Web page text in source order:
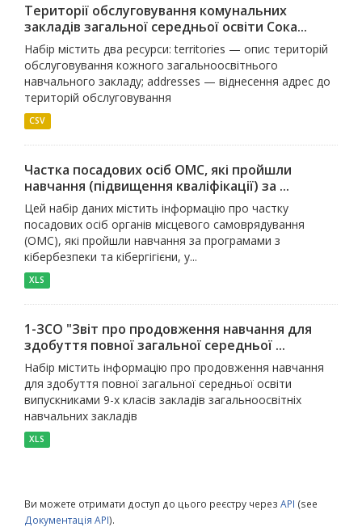
Території обслуговування комунальних
закладів загальної середньої освіти Сока...
Набір містить два ресурси: territories — опис територій
обслуговування кожного загальноосвітнього
навчального закладу; addresses — віднесення адрес до
територій обслуговування
CSV
Частка посадових осіб ОМС, які пройшли
навчання (підвищення кваліфікації) за ...
Цей набір даних містить інформацію про частку
посадових осіб органів місцевого самоврядування
(ОМС), які пройшли навчання за програмами з
кібербезпеки та кібергігієни, у...
XLS
1-ЗСО "Звіт про продовження навчання для
здобуття повної загальної середньої ...
Набір містить інформацію про продовження навчання
для здобуття повної загальної середньої освіти
випускниками 9-х класів закладів загальноосвітніх
навчальних закладів
XLS
Ви можете отримати доступ до цього реєстру через API (see
Документація API).